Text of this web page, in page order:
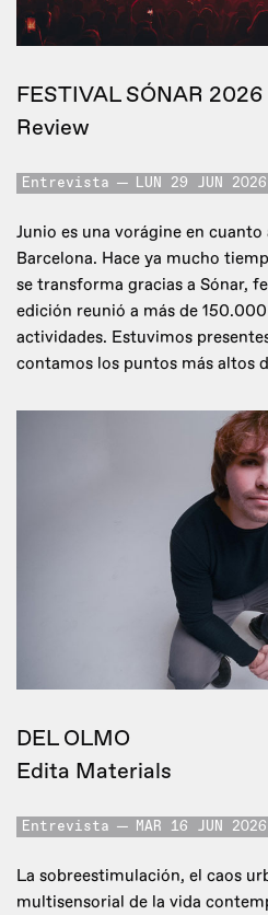
FESTIVAL SÓNAR 2026
Review
Entrevista LUN 29 JUN 2026
Junio es una vorágine en
Barcelona. Hace ya mucho
se transforma gracias a Sónar,
edición reunió a más de
actividades. Estuvimos
contamos los puntos más altos
DEL OLMO
Edita Materials
Entrevista MAR 16 JUN 2026
La sobreestimulación, el caos
multisensorial de la vida